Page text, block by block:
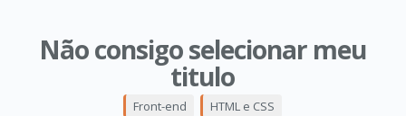
Não consigo selecionar meu
titulo
Front-end HTML e CSS